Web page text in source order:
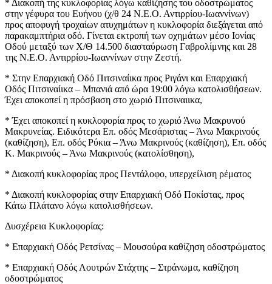
* Διακοπή της κυκλοφορίας λόγω καθίζησης του οδοστρώματος
στην γέφυρα του Ευήνου (χ/θ 24 Ν.Ε.Ο. Αντιρρίου-Ιωαννίνων)
προς αποφυγή τροχαίων ατυχημάτων η κυκλοφορία διεξάγεται από
παρακαμπτήρια οδό. Γίνεται εκτροπή των οχημάτων μέσο Ιονίας
Οδού μεταξύ των Χ/Θ 14.500 διασταύρωση Γαβρολίμνης και 28
της Ν.Ε.Ο. Αντιρρίου-Ιωαννίνων στην Ζεστή.
* Στην Επαρχιακή Οδό Πιτσιναίικα προς Ριγάνι και Επαρχιακή
Οδός Πιτσιναίικα – Μπανιά από ώρα 19:00 λόγω κατολισθήσεων.
Έχει αποκοπεί η πρόσβαση στο χωριό Πιτσιναιικα,
* Έχει αποκοπεί η κυκλοφορία προς το χωριό Άνω Μακρυνού
Μακρυνείας. Ειδικότερα Επ. οδός Μεσάριστας – Άνω Μακρινούς
(καθίζηση), Επ. οδός Ρύκια – Άνω Μακρινούς (καθίζηση), Επ. οδός
Κ. Μακρινούς – Άνω Μακρινούς (κατολίσθηση),
* Διακοπή κυκλοφορίας προς Πεντάλοφο, υπερχείλιση ρέματος
* Διακοπή κυκλοφορίας στην Επαρχιακή Οδό Ποκίστας, προς
Κάτω Πλάτανο λόγω κατολισθήσεων.
Δυσχέρεια Κυκλοφορίας:
* Επαρχιακή Οδός Ρετσίνας – Μουσούρα καθίζηση οδοστρώματος
* Επαρχιακή Οδός Λουτρών Στάχτης – Στράνωμα, καθίζηση
οδοστρώματος